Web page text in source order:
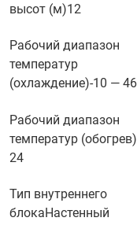
высот (м)12
Рабочий диапазон
температур
(охлаждение)-10 — 46
Рабочий диапазон
температур (обогрев)
24
Тип внутреннего
блокаНастенный